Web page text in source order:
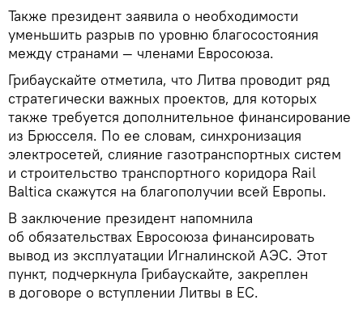
Также президент заявила о необходимости
уменьшить разрыв по уровню благосостояния
между странами — членами Евросоюза.
Грибаускайте отметила, что Литва проводит ряд
стратегически важных проектов, для которых
также требуется дополнительное финансирование
из Брюсселя. По ее словам, синхронизация
электросетей, слияние газотранспортных систем
и строительство транспортного коридора Rail
Baltica скажутся на благополучии всей Европы.
В заключение президент напомнила
об обязательствах Евросоюза финансировать
вывод из эксплуатации Игналинской АЭС. Этот
пункт, подчеркнула Грибаускайте, закреплен
в договоре о вступлении Литвы в ЕС.